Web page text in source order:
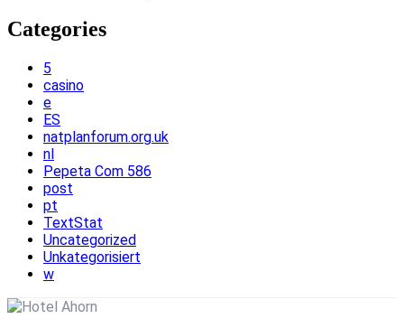
Categories
5
casino
e
ES
natplanforum.org.uk
nl
Pepeta Com 586
post
pt
TextStat
Uncategorized
Unkategorisiert
w